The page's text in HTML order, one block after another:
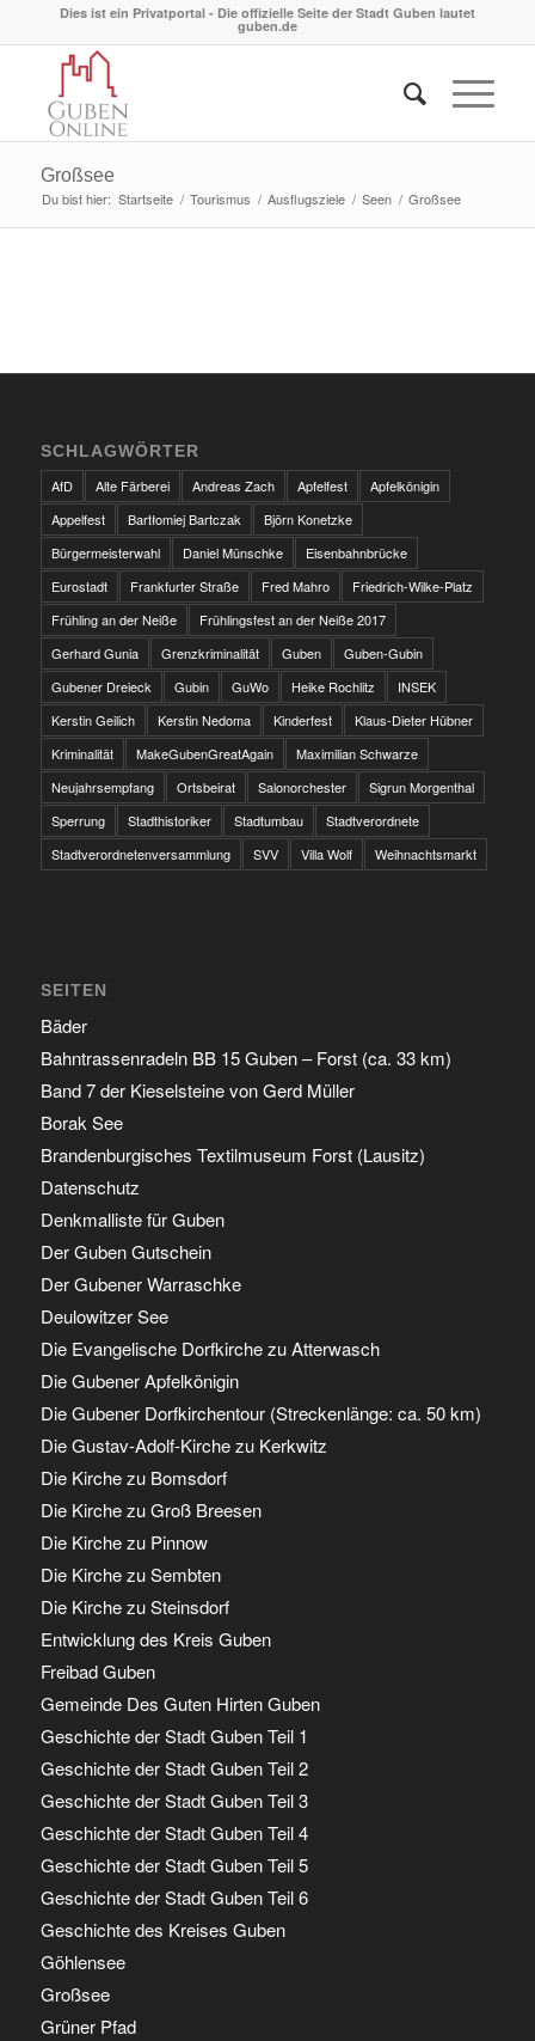
Dies ist ein Privatportal - Die offizielle Seite der Stadt Guben lautet
guben.de
Großsee
Du bist hier: Startseite / Tourismus / Ausflugsziele / Seen / Großsee
SCHLAGWÖRTER
AfD
Alte Färberei Andreas Zach Apfelfest
Apfelkönigin
Appelfest
Bartłomiej Bartczak
Björn Konetzke
Bürgermeisterwahl
Daniel Münschke
Eisenbahnbrücke
Eurostadt
Frankfurter Straße Fred Mahro
Friedrich-Wilke-Platz
Frühling an der Neiße
Frühlingsfest an der Neiße 2017
Gerhard Gunia
Grenzkriminalität Guben
Guben-Gubin
Gubener Dreieck
Gubin GuWo Heike Rochlitz
INSEK
Kerstin Geilich
Kerstin Nedoma Kinderfest
Klaus-Dieter Hübner
Kriminalität
MakeGubenGreatAgain
Maximilian Schwarze
Neujahrsempfang
Ortsbeirat Salonorchester
Sigrun Morgenthal
Sperrung
Stadthistoriker Stadtumbau
Stadtverordnete
Stadtverordnetenversammlung
SVV Villa Wolf Weihnachtsmarkt
SEITEN
Bäder
Bahntrassenradeln BB 15 Guben – Forst (ca. 33 km)
Band 7 der Kieselsteine von Gerd Müller
Borak See
Brandenburgisches Textilmuseum Forst (Lausitz)
Datenschutz
Denkmalliste für Guben
Der Guben Gutschein
Der Gubener Warraschke
Deulowitzer See
Die Evangelische Dorfkirche zu Atterwasch
Die Gubener Apfelkönigin
Die Gubener Dorfkirchentour (Streckenlänge: ca. 50 km)
Die Gustav-Adolf-Kirche zu Kerkwitz
Die Kirche zu Bomsdorf
Die Kirche zu Groß Breesen
Die Kirche zu Pinnow
Die Kirche zu Sembten
Die Kirche zu Steinsdorf
Entwicklung des Kreis Guben
Freibad Guben
Gemeinde Des Guten Hirten Guben
Geschichte der Stadt Guben Teil 1
Geschichte der Stadt Guben Teil 2
Geschichte der Stadt Guben Teil 3
Geschichte der Stadt Guben Teil 4
Geschichte der Stadt Guben Teil 5
Geschichte der Stadt Guben Teil 6
Geschichte des Kreises Guben
Göhlensee
Großsee
Grüner Pfad